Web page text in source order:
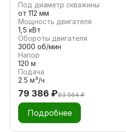
Под диаметр скважины
от 112 мм
Мощность двигателя
1,5 кВт
Обороты двигателя
3000 об/мин
Напор
120 м
Подача
2.5 м³/ч
79 386 ₽83 564 ₽
Подробнее